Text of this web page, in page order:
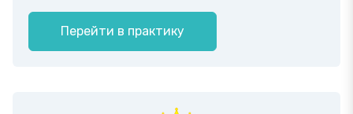
Перейти в практику